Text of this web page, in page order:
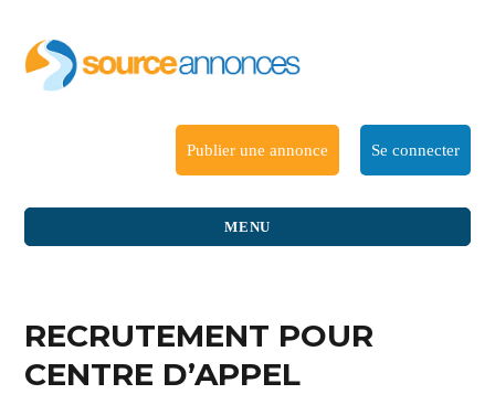
Publier une annonce Se connecter
MENU
RECRUTEMENT POUR
CENTRE D’APPEL